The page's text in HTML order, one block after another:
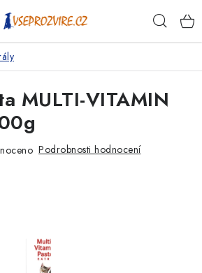
MULTI-VITAMIN
Podrobnosti hodnocení